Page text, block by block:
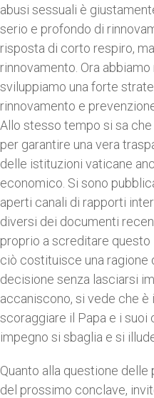
abusi sessuali è
serio e profondo di
risposta di corto respiro,
rinnovamento. Ora
sviluppiamo una forte
rinnovamento e
Allo stesso tempo si sa
per garantire una vera
delle istituzioni vaticane
economico. Si sono
aperti canali di rapporti
diversi dei documenti
proprio a screditare
ciò costituisce una ragione
decisione senza lasciarsi
accaniscono, si vede che è
scoraggiare il Papa e i suoi
impegno si sbaglia e si
Quanto alla questione
del prossimo conclave,